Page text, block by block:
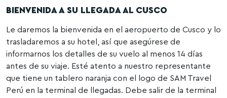
BIENVENIDA A SU LLEGADA AL CUSCO
Le daremos la bienvenida en el aeropuerto de Cusco y lo
trasladaremos a su hotel, así que asegúrese de
informarnos los detalles de su vuelo al menos 14 días
antes de su viaje. Esté atento a nuestro representante
que tiene un tablero naranja con el logo de SAM Travel
Perú en la terminal de llegadas. Debe salir de la terminal